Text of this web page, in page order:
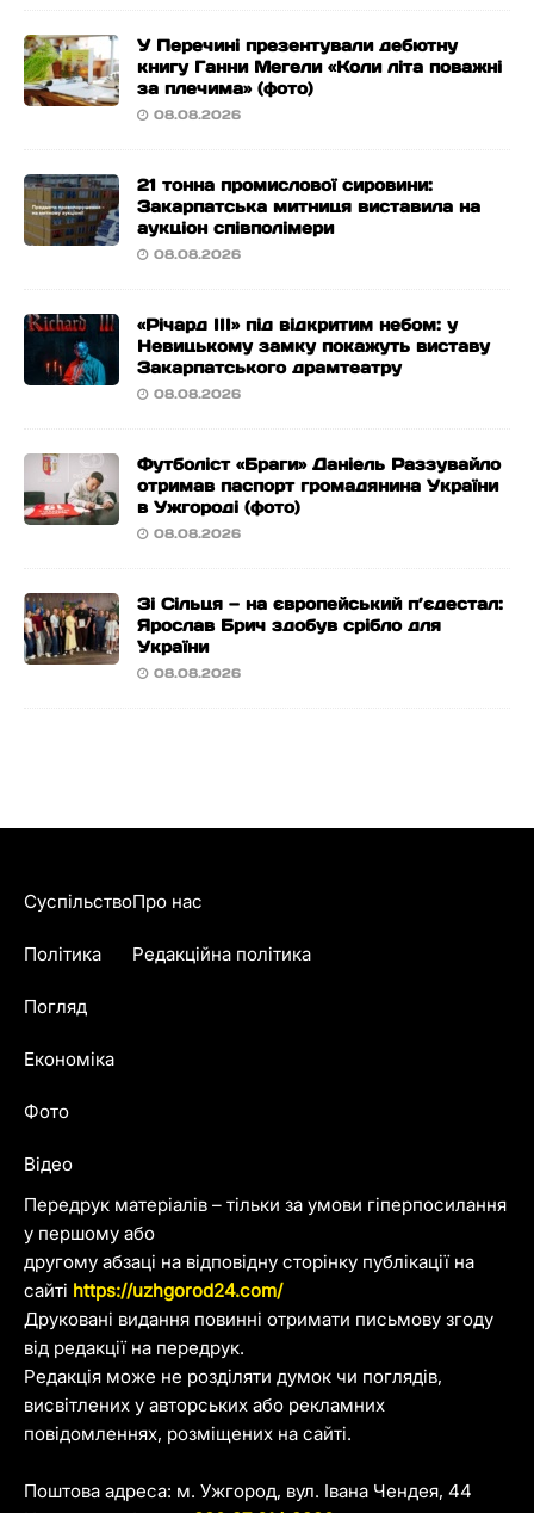
У Перечині презентували дебютну
книгу Ганни Мегели «Коли літа поважні
за плечима» (фото)
08.08.2026
21 тонна промислової сировини:
Закарпатська митниця виставила на
аукціон співполімери
08.08.2026
«Річард ІІІ» під відкритим небом: у
Невицькому замку покажуть виставу
Закарпатського драмтеатру
08.08.2026
Футболіст «Браги» Даніель Раззувайло
отримав паспорт громадянина України
в Ужгороді (фото)
08.08.2026
Зі Сільця — на європейський п’єдестал:
Ярослав Брич здобув срібло для
України
08.08.2026
Передрук матеріалів – тільки за умови гіперпосилання
у першому або
другому абзаці на відповідну сторінку публікації на
сайті https://uzhgorod24.com/
Друковані видання повинні отримати письмову згоду
від редакції на передрук.
Редакція може не розділяти думок чи поглядів,
висвітлених у авторських або рекламних
повідомленнях, розміщених на сайті.
Поштова адреса: м. Ужгород, вул. Івана Чендея, 44
Суспільство
Політика
Погляд
Економіка
Фото
Відео
Про нас
Редакційна політика